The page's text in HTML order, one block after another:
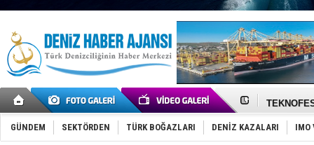
TAYK -
Tersane
İngiliz
FESCO,
GÜNDEM SEKTÖRDEN TÜRK BOĞAZLARI DENİZ KAZALARI IMO